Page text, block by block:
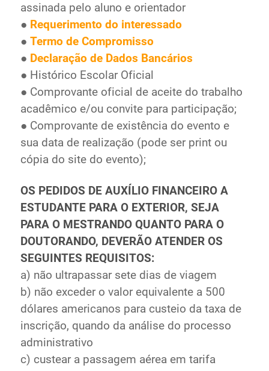
assinada pelo aluno e orientador
● Requerimento do interessado
● Termo de Compromisso
● Declaração de Dados Bancários
● Histórico Escolar Oficial
● Comprovante oficial de aceite do trabalho
acadêmico e/ou convite para participação;
● Comprovante de existência do evento e
sua data de realização (pode ser print ou
cópia do site do evento);
OS PEDIDOS DE AUXÍLIO FINANCEIRO A
ESTUDANTE PARA O EXTERIOR, SEJA
PARA O MESTRANDO QUANTO PARA O
DOUTORANDO, DEVERÃO ATENDER OS
SEGUINTES REQUISITOS:
a) não ultrapassar sete dias de viagem
b) não exceder o valor equivalente a 500
dólares americanos para custeio da taxa de
inscrição, quando da análise do processo
administrativo
c) custear a passagem aérea em tarifa